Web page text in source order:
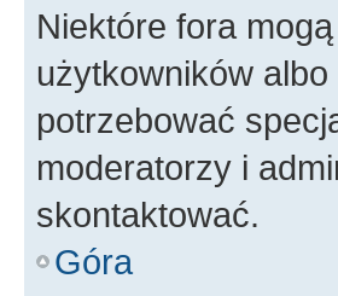
Niektóre fora
użytkowników
potrzebować
moderatorzy i
skontaktować.
Góra